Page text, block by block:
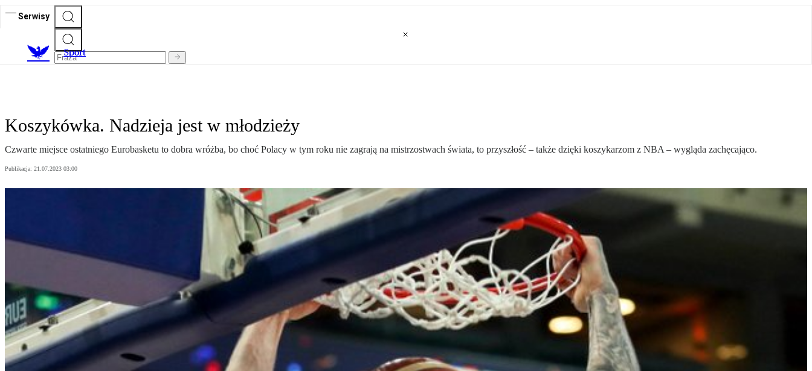
Serwisy
Sport
Koszykówka. Nadzieja jest w młodzieży
Czwarte miejsce ostatniego Eurobasketu to dobra wróżba, bo choć Polacy w tym roku nie zagrają na mistrzostwach świata, to przyszłość – także dzięki koszykarzom z NBA – wygląda zachęcająco.
Publikacja: 21.07.2023 03:00